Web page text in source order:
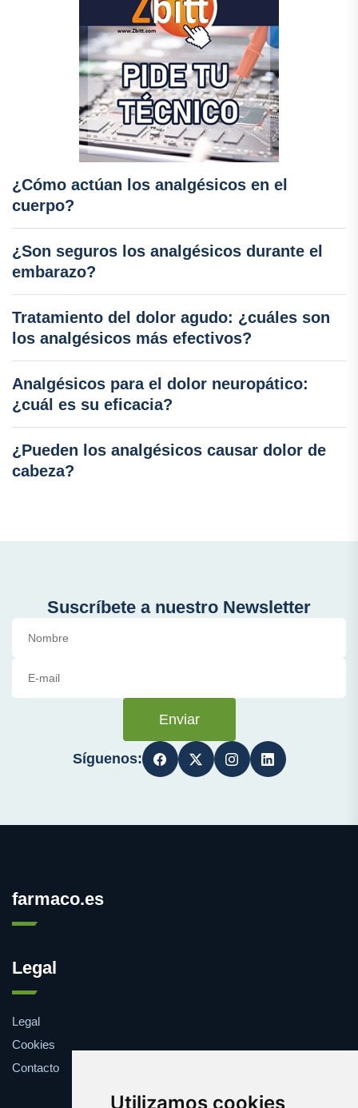
Utilizamos cookies
¿Cómo actúan los analgésicos en el
cuerpo?
¿Son seguros los analgésicos durante el
embarazo?
Tratamiento del dolor agudo: ¿cuáles son
los analgésicos más efectivos?
Analgésicos para el dolor neuropático:
¿cuál es su eficacia?
¿Pueden los analgésicos causar dolor de
cabeza?
Suscríbete a nuestro Newsletter
Enviar
Síguenos:
farmaco.es
Legal
Legal
Cookies
Contacto